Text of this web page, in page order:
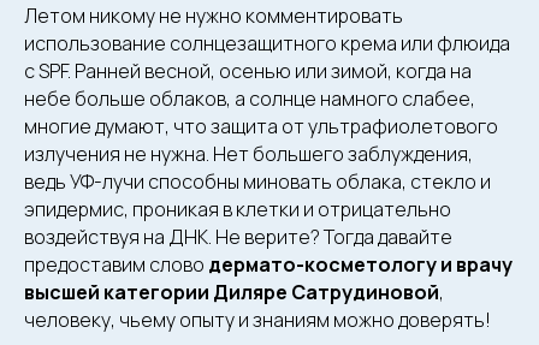
Летом никому не нужно комментировать
использование солнцезащитного крема или флюида
с SPF. Ранней весной, осенью или зимой, когда на
небе больше облаков, а солнце намного слабее,
многие думают, что защита от ультрафиолетового
излучения не нужна. Нет большего заблуждения,
ведь УФ-лучи способны миновать облака, стекло и
эпидермис, проникая в клетки и отрицательно
воздействуя на ДНК. Не верите? Тогда давайте
предоставим слово дермато-косметологу и врачу
высшей категории Диляре Сатрудиновой,
человеку, чьему опыту и знаниям можно доверять!